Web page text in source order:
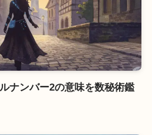
ナンバー2の意味を数秘術鑑